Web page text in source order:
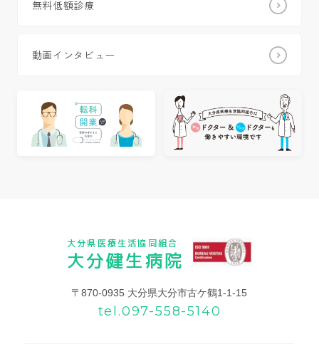
無料低額診療
動画インタビュー
大分県医療生活協同組合
大分健生病院
〒870-0935 大分県大分市古ケ鶴1-1-15
tel.097-558-5140